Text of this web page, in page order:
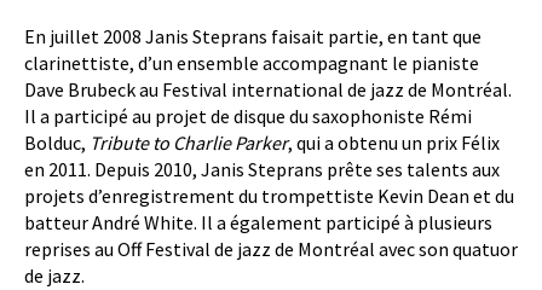
En juillet 2008 Janis Steprans faisait partie, en tant que
clarinettiste, d’un ensemble accompagnant le pianiste
Dave Brubeck au Festival international de jazz de Montréal.
Il a participé au projet de disque du saxophoniste Rémi
Bolduc, Tribute to Charlie Parker, qui a obtenu un prix Félix
en 2011. Depuis 2010, Janis Steprans prête ses talents aux
projets d’enregistrement du trompettiste Kevin Dean et du
batteur André White. Il a également participé à plusieurs
reprises au Off Festival de jazz de Montréal avec son quatuor
de jazz.